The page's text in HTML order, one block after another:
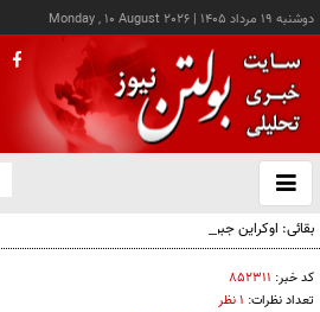
دوشنبه ۱۹ مرداد ۱۴۰۵ |
Monday , 10 August 2026
باز
و
بقائی: اوکراین جبران نکند، جبران می‌کنیم
کد خبر: ۸۵۲۳۱۱
تعداد نظرات: ۱ نظر